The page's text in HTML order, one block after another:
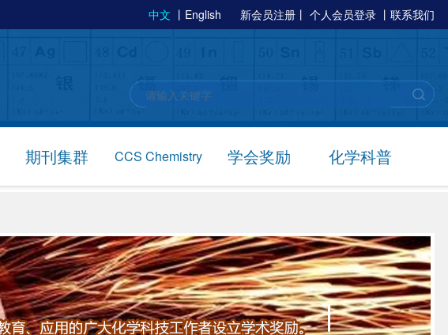
中文 丨 English 新会员注册 丨 个人会员登录 丨 联系我们
期刊集群 CCS Chemistry 学会奖励 化学科普